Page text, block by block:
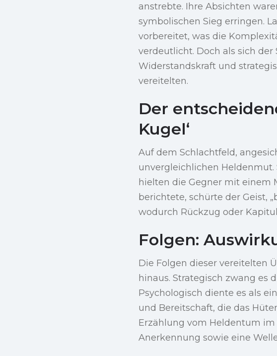
anstrebte. Ihre Absichten
symbolischen Sieg erringen.
vorbereitet, was die
verdeutlicht. Doch als sich
Widerstandskraft und
vereitelten.
Der
Kugel‘
Auf dem Schlachtfeld,
unvergleichlichen
hielten die Gegner mit einem
berichtete, schürte der Geist,
wodurch Rückzug oder
Folgen:
Die Folgen dieser vereitelten
hinaus. Strategisch zwang es
Psychologisch diente es als
und Bereitschaft, die das
Erzählung vom Heldentum
Anerkennung sowie eine